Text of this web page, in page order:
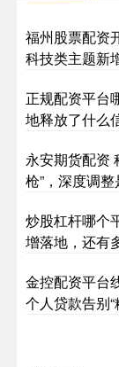
福州股票配资
科技类主题新
正规配资平台
地释放了什么
永安期货配资
枪”，深度调
炒股杠杆哪个
增落地，还有
金控配资平台
个人贷款告别“